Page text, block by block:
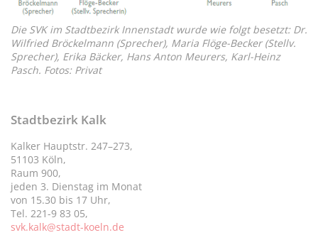
Die SVK im Stadtbezirk Innenstadt wurde wie folgt besetzt: Dr.
Wilfried Bröckelmann (Sprecher), Maria Flöge-Becker (Stellv.
Sprecher), Erika Bäcker, Hans Anton Meurers, Karl-Heinz
Pasch. Fotos: Privat
Stadtbezirk Kalk
Kalker Hauptstr. 247–273,
51103 Köln,
Raum 900,
jeden 3. Dienstag im Monat
von 15.30 bis 17 Uhr,
Tel. 221-9 83 05,
svk.kalk@stadt-koeln.de